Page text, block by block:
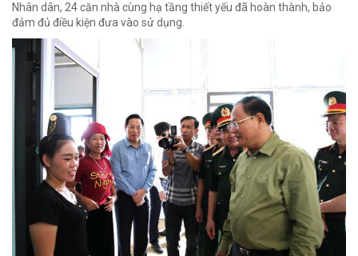
Nhân dân, 24 căn nhà cùng hạ tầng thiết yếu đã hoàn thành, bảo
đảm đủ điều kiện đưa vào sử dụng.